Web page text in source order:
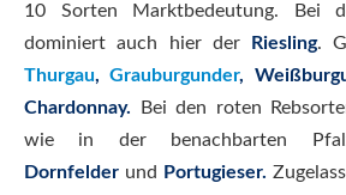
10 Sorten Marktbedeutung. Bei
dominiert auch hier der
Riesling.
Thurgau,Grauburgunder,
Chardonnay.
Bei den roten
wie in der benachbarten
Dornfelder und Portugieser.